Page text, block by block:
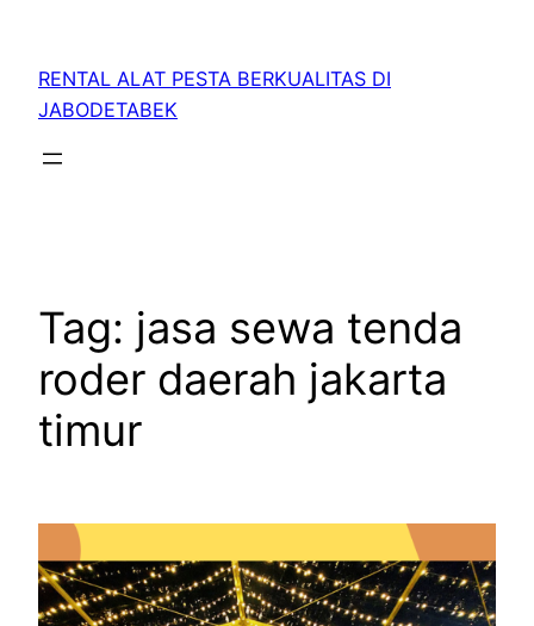
RENTAL ALAT PESTA BERKUALITAS DI
JABODETABEK
Tag: jasa sewa tenda
roder daerah jakarta
timur